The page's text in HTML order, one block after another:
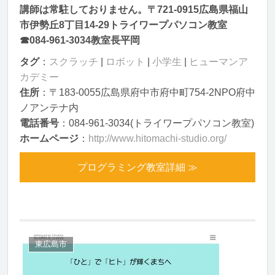
講師は常駐しておりません。〒721-0915広島県福山
市伊勢丘8丁目14-29トライワープパソコン教室
☎084-961-3034教室長平岡
タグ： スクラッチ ロボット 小学生
ヒューマンア
カデミー
住所 ：〒183-0055広島県府中市府中町754-2NPO府中
ノアンテナ内
電話番号 ：084-961-3034(トライワープパソコン教室)
ホームページ ： http://www.hitomachi-studio.org/
プログラミング教室詳細 ≫
東広島市